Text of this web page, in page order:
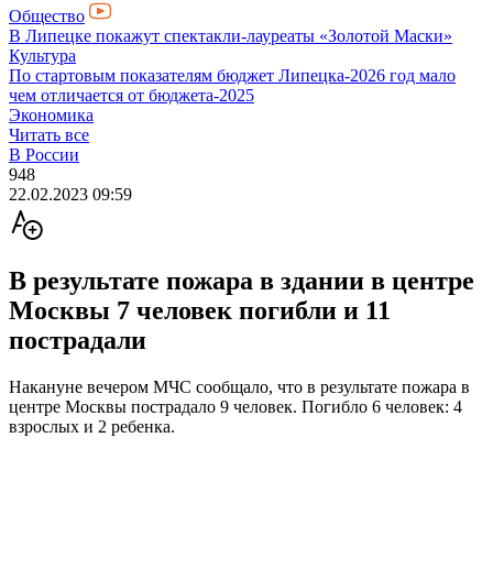
Общество
В Липецке покажут спектакли-лауреаты «Золотой Маски»
Культура
По стартовым показателям бюджет Липецка-2026 год мало
чем отличается от бюджета-2025
Экономика
Читать все
В России
948
22.02.2023 09:59
В результате пожара в здании в центре
Москвы 7 человек погибли и 11
пострадали
Накануне вечером МЧС сообщало, что в результате пожара в
центре Москвы пострадало 9 человек. Погибло 6 человек: 4
взрослых и 2 ребенка.